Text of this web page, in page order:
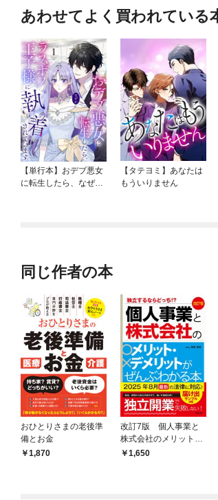
あわせてよく買われている
【単行本】おデブ悪女
に転生したら、なぜか
【タテヨミ】あなたは
もういりません
同じ作者の本
おひとりさまの老後準
備とお金
1,870
改訂7版 個人事業と
株式会社のメリット・
デメリットがぜんぶわ
1,650